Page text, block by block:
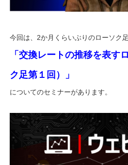
今回は、2か月くらいぶりのローソク
「交換レートの推移を表す
ク足第１回）」
についてのセミナーがあります。